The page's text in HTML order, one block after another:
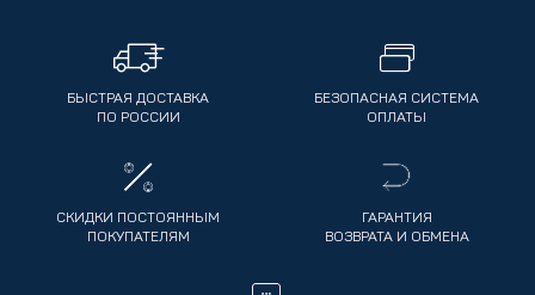
БЫСТРАЯ ДОСТАВКА
ПО РОССИИ
БЕЗОПАСНАЯ СИСТЕМА
ОПЛАТЫ
СКИДКИ ПОСТОЯННЫМ
ПОКУПАТЕЛЯМ
ГАРАНТИЯ
ВОЗВРАТА И ОБМЕНА